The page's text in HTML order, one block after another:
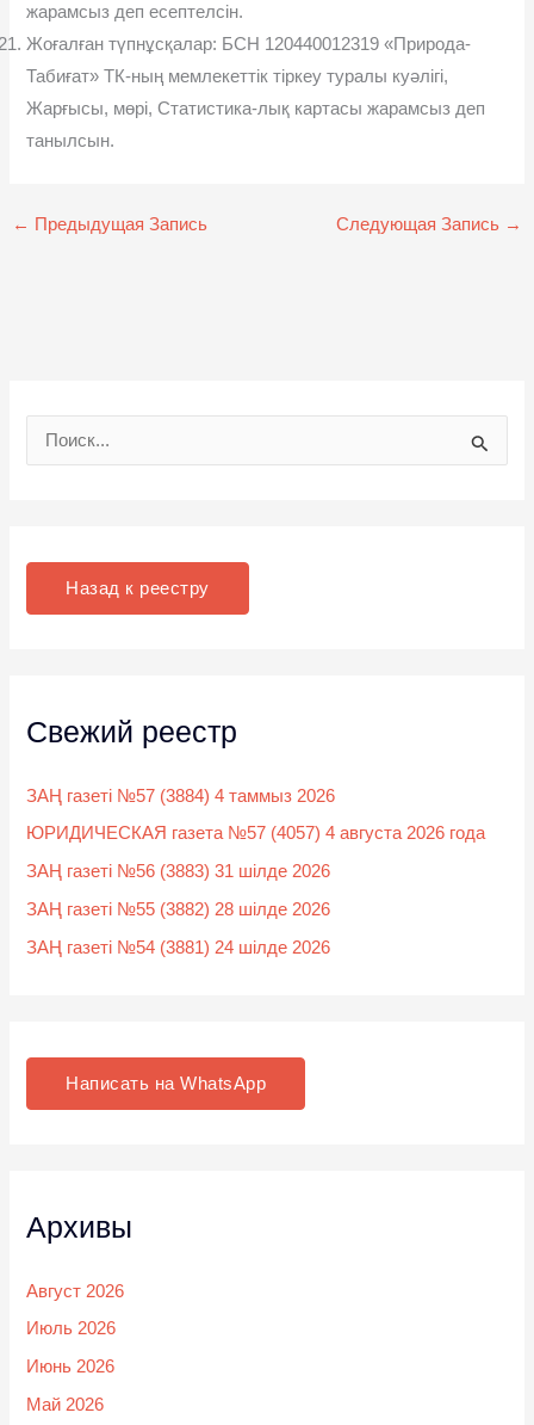
жарамсыз деп есептелсін.
Жоғалған түпнұсқалар: БСН 120440012319 «Природа-
Табиғат» ТК-ның мемлекеттік тіркеу туралы куəлігі,
Жарғысы, мөрі, Статистика-лық картасы жарамсыз деп
танылсын.
← Предыдущая Запись Следующая Запись →
:
Назад к реестру
Свежий реестр
ЗАҢ газеті №57 (3884) 4 таммыз 2026
ЮРИДИЧЕСКАЯ газета №57 (4057) 4 августа 2026 года
ЗАҢ газеті №56 (3883) 31 шілде 2026
ЗАҢ газеті №55 (3882) 28 шілде 2026
ЗАҢ газеті №54 (3881) 24 шілде 2026
Написать на WhatsApp
Архивы
Август 2026
Июль 2026
Июнь 2026
Май 2026